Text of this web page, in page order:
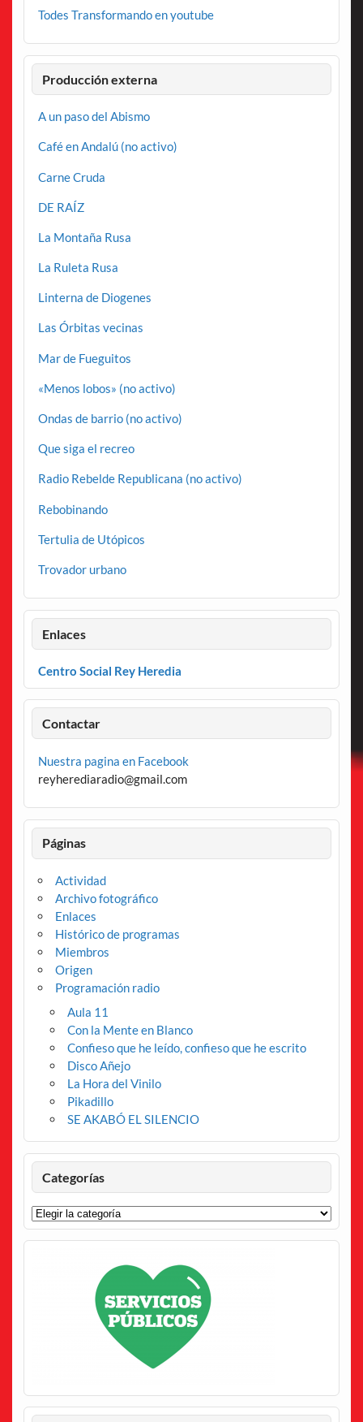
Todes Transformando en youtube
Producción externa
A un paso del Abismo
Café en Andalú (no activo)
Carne Cruda
DE RAÍZ
La Montaña Rusa
La Ruleta Rusa
Linterna de Diogenes
Las Órbitas vecinas
Mar de Fueguitos
«Menos lobos» (no activo)
Ondas de barrio (no activo)
Que siga el recreo
Radio Rebelde Republicana (no activo)
Rebobinando
Tertulia de Utópicos
Trovador urbano
Enlaces
Centro Social Rey Heredia
Contactar
Nuestra pagina en Facebook
reyherediaradio@gmail.com
Páginas
Actividad
Archivo fotográfico
Enlaces
Histórico de programas
Miembros
Origen
Programación radio
Aula 11
Con la Mente en Blanco
Confieso que he leído, confieso que he escrito
Disco Añejo
La Hora del Vinilo
Pikadillo
SE AKABÓ EL SILENCIO
Categorías
Categorías